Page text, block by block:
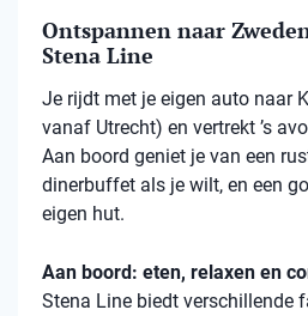
Ontspannen naar
Stena Line
Je rijdt met je eigen auto naar
vanaf Utrecht) en vertrekt ’s
Aan boord geniet je van een
dinerbuffet als je wilt, en een
eigen hut.
Aan boord: eten, relaxen en
Stena Line biedt verschillende